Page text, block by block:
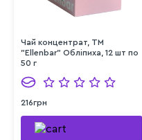
Чай концентрат, TM
"Ellenbar" Обліпиха, 12 шт по
50 г
216грн